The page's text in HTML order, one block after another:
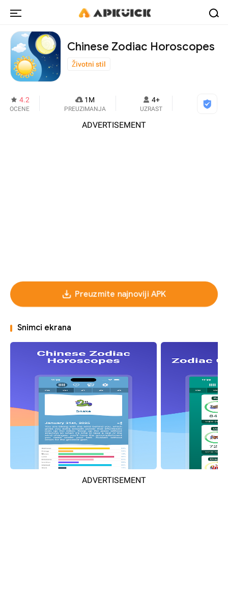
Chinese Zodiac Horoscopes
Životni stil
4.2
OCENE
1M
PREUZIMANJA
4+
UZRAST
ADVERTISEMENT
Preuzmite najnoviji APK
Snimci ekrana
ADVERTISEMENT